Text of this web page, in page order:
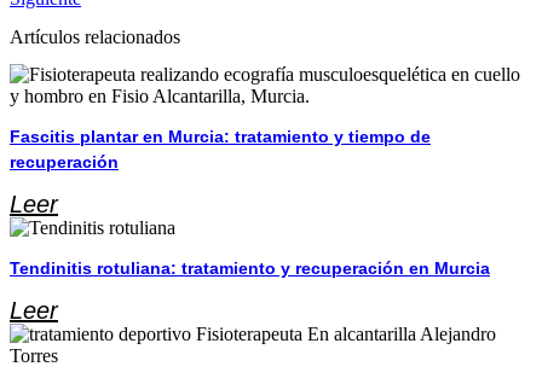
Artículos relacionados
Fascitis plantar en Murcia: tratamiento y tiempo de
recuperación
Leer
Tendinitis rotuliana: tratamiento y recuperación en Murcia
Leer